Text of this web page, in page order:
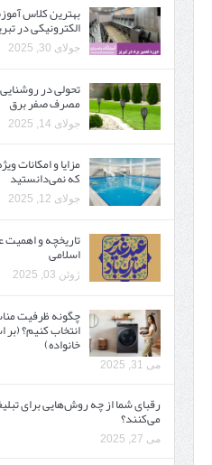
بهترین کلاس
الکترونیکی در
جولای 30, 2025
تحولی در
مصرف صفر برق
جولای 14, 2025
مزایا و امکانات
که نمی‌دانستید
جولای 12, 2025
تاریخچه و
اسلامی
ژوئن 03, 2025
چگونه ظرفیت
انتخاب کنیم؟
خانواده)
می 31, 2025
رقبای شما از چه روش‌هایی برای
می‌کنند؟
می 27, 2025